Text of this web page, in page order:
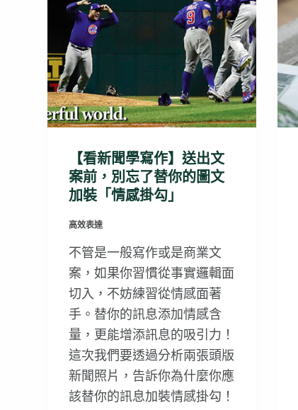
【看新聞學寫作】送出文
案前，別忘了替你的圖文
加裝「情感掛勾」
高效表達
不管是一般寫作或是商業文
案，如果你習慣從事實邏輯面
切入，不妨練習從情感面著
手。替你的訊息添加情感含
量，更能增添訊息的吸引力！
這次我們要透過分析兩張頭版
新聞照片，告訴你為什麼你應
該替你的訊息加裝情感掛勾！